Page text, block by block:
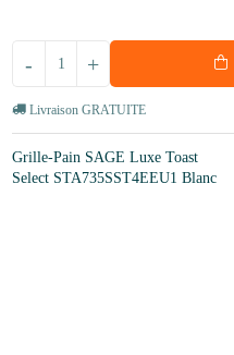
+
-
Livraison GRATUITE
Grille-Pain SAGE Luxe Toast
Select STA735SST4EEU1 Blanc